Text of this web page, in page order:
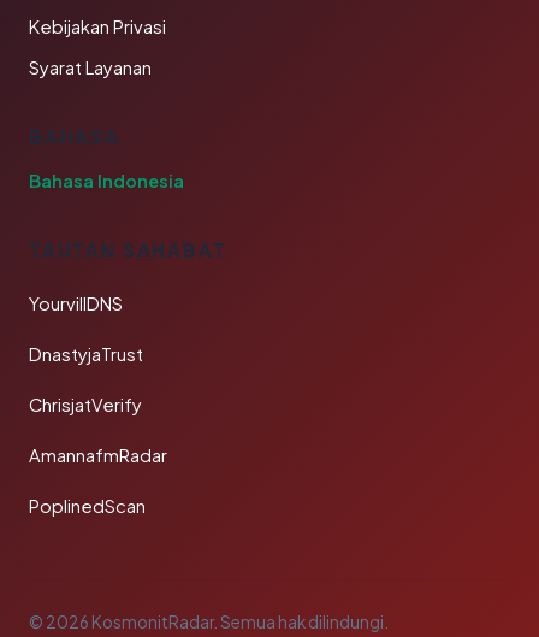
Kebijakan Privasi
Syarat Layanan
BAHASA
Bahasa Indonesia
TAUTAN SAHABAT
YourvillDNS
DnastyjaTrust
ChrisjatVerify
AmannafmRadar
PoplinedScan
© 2026 KosmonitRadar. Semua hak dilindungi.